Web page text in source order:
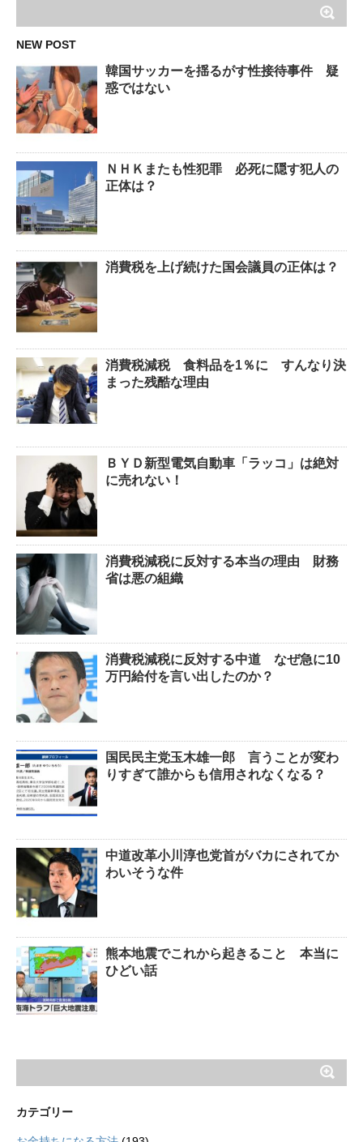
NEW POST
韓国サッカーを揺るがす性接待事件 疑
惑ではない
ＮＨＫまたも性犯罪 必死に隠す犯人の
正体は？
消費税を上げ続けた国会議員の正体は？
消費税減税 食料品を1％に すんなり決
まった残酷な理由
ＢＹＤ新型電気自動車「ラッコ」は絶対
に売れない！
消費税減税に反対する本当の理由 財務
省は悪の組織
消費税減税に反対する中道 なぜ急に10
万円給付を言い出したのか？
国民民主党玉木雄一郎 言うことが変わ
りすぎて誰からも信用されなくなる？
中道改革小川淳也党首がバカにされてか
わいそうな件
熊本地震でこれから起きること 本当に
ひどい話
カテゴリー